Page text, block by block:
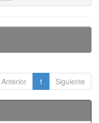
Anterior 1 Siguiente